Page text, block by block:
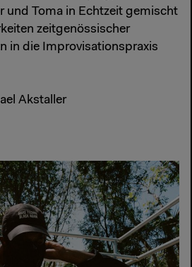
und Toma in Echtzeit gemischt
zeitgenössischer
in die Improvisationspraxis
Akstaller